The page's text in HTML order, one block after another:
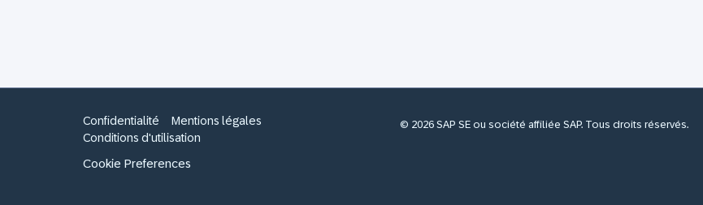
Confidentialité
Mentions légales
Conditions d'utilisation
Cookie Preferences
© 2026 SAP SE ou société affiliée SAP. Tous droits réservés.